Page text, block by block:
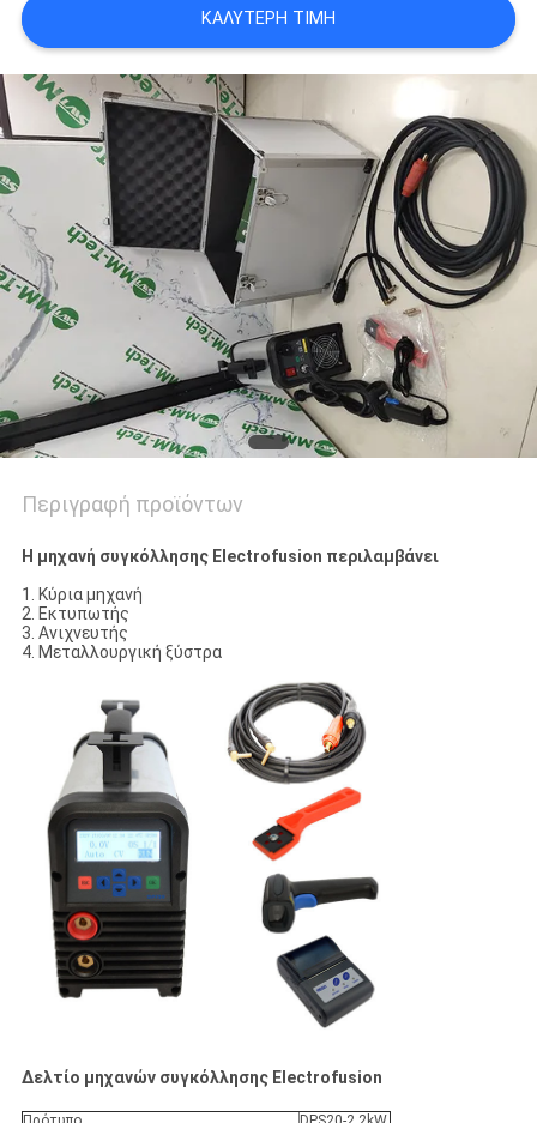
POLICY
ΚΑΛΎΤΕΡΗ ΤΙΜΉ
Περιγραφή προϊόντων
Η μηχανή συγκόλλησης Electrofusion περιλαμβάνει
1. Κύρια μηχανή
2. Εκτυπωτής
3. Ανιχνευτής
4. Μεταλλουργική ξύστρα
Δελτίο μηχανών συγκόλλησης Electrofusion